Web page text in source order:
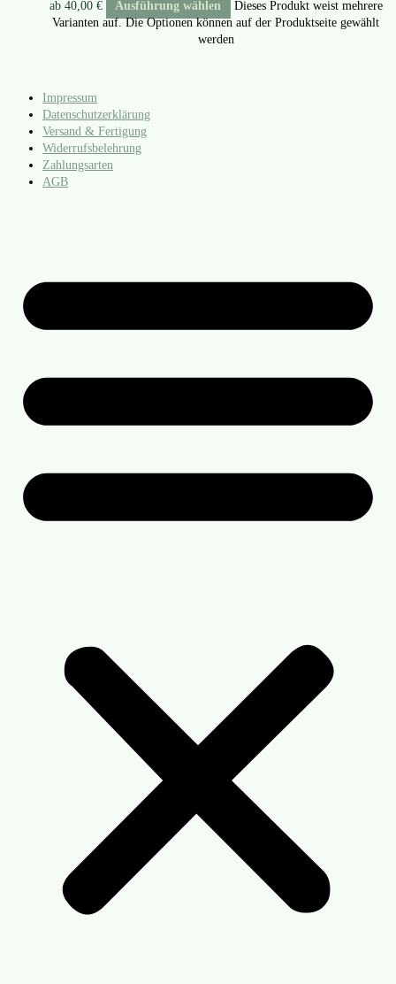
ab 40,00 € Ausführung wählen
Dieses Produkt weist mehrere
Varianten auf. Die Optionen können auf der Produktseite gewählt
werden
Impressum
Datenschutzerklärung
Versand & Fertigung
Widerrufsbelehrung
Zahlungsarten
AGB